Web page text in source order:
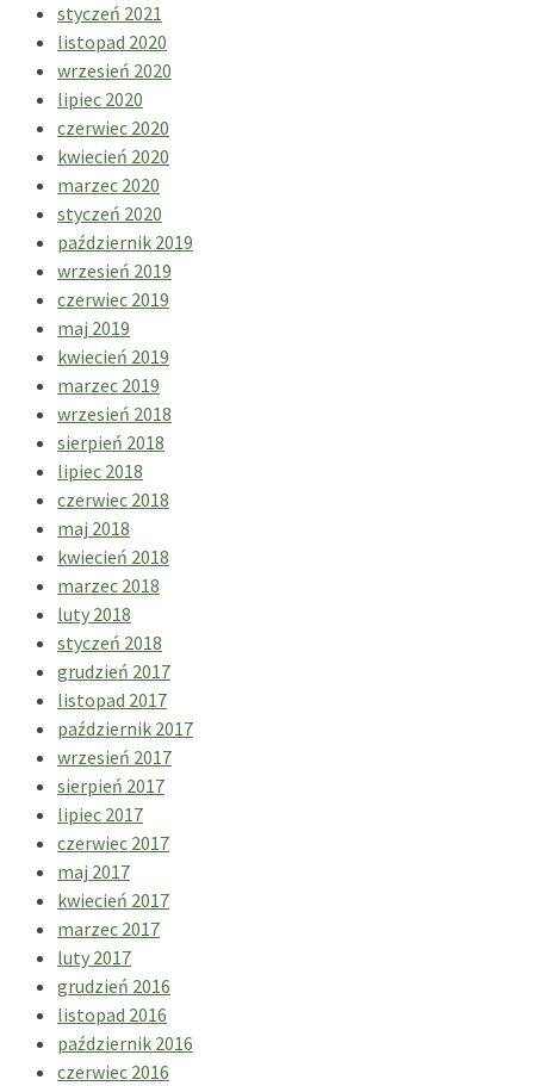
styczeń 2021
listopad 2020
wrzesień 2020
lipiec 2020
czerwiec 2020
kwiecień 2020
marzec 2020
styczeń 2020
październik 2019
wrzesień 2019
czerwiec 2019
maj 2019
kwiecień 2019
marzec 2019
wrzesień 2018
sierpień 2018
lipiec 2018
czerwiec 2018
maj 2018
kwiecień 2018
marzec 2018
luty 2018
styczeń 2018
grudzień 2017
listopad 2017
październik 2017
wrzesień 2017
sierpień 2017
lipiec 2017
czerwiec 2017
maj 2017
kwiecień 2017
marzec 2017
luty 2017
grudzień 2016
listopad 2016
październik 2016
czerwiec 2016